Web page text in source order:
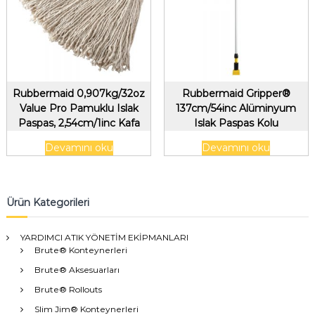
Rubbermaid 0,907kg/32oz
Value Pro Pamuklu Islak
Paspas, 2,54cm/1inc Kafa
Bandı, Beyaz
Devamını oku
Rubbermaid Gripper®
137cm/54inc Alüminyum
Islak Paspas Kolu
Devamını oku
Ürün Kategorileri
YARDIMCI ATIK YÖNETİM EKİPMANLARI
Brute® Konteynerleri
Brute® Aksesuarları
Brute® Rollouts
Slim Jim® Konteynerleri